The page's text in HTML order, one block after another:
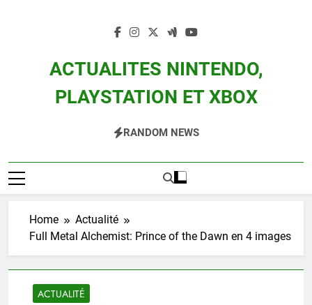
ACTUALITES NINTENDO,
PLAYSTATION ET XBOX
Zelda, Splatoon, Pokemon Entre Autres
RANDOM NEWS
Home
Actualité
Full Metal Alchemist: Prince of the Dawn en 4 images
ACTUALITÉ